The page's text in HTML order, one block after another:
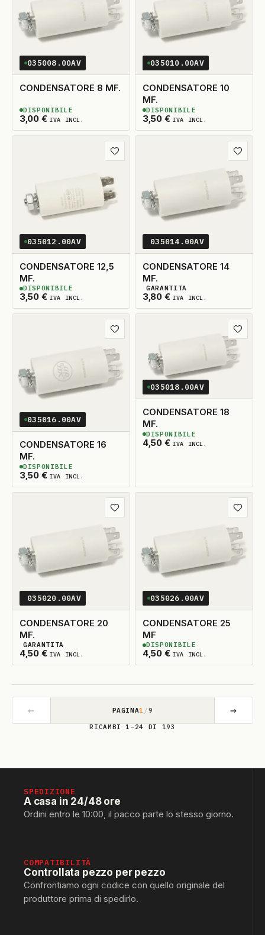
035008.00AV
CONDENSATORE 8 MF.
3,00 € IVA INCL.
2DISPONIBILI
DISPONIBILE
035010.00AV
CONDENSATORE 10
MF.
3,50 € IVA INCL.
2DISPONIBILI
DISPONIBILE
Aggiungi ai preferiti
035012.00AV
CONDENSATORE 12,5
MF.
3,50 € IVA INCL.
2DISPONIBILI
DISPONIBILE
035014.00AV
CONDENSATORE 14
MF.
3,80 € IVA INCL.
2DISPONIBILI
GARANTITA
Aggiungi ai preferiti
035016.00AV
CONDENSATORE 16
MF.
3,50 € IVA INCL.
2DISPONIBILI
DISPONIBILE
035018.00AV
CONDENSATORE 18
MF.
4,50 € IVA INCL.
2DISPONIBILI
DISPONIBILE
Aggiungi ai preferiti
035020.00AV
CONDENSATORE 20
MF.
4,50 € IVA INCL.
2DISPONIBILI
GARANTITA
035026.00AV
CONDENSATORE 25
MF
4,50 € IVA INCL.
2DISPONIBILI
DISPONIBILE
← PAGINA1 /9 →
RICAMBI 1–24 DI 193
SPEDIZIONE
A casa in 24/48 ore
Ordini entro le 10:00, il pacco parte lo stesso giorno.
COMPATIBILITÀ
Controllata pezzo per pezzo
Confrontiamo ogni codice con quello originale del
produttore prima di spedirlo.